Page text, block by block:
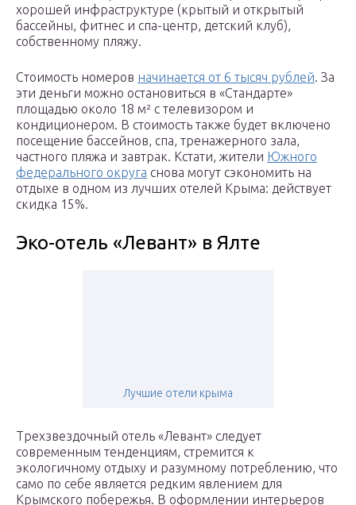
хорошей инфраструктуре (крытый и открытый
бассейны, фитнес и спа-центр, детский клуб),
собственному пляжу.
Стоимость номеров начинается от 6 тысяч рублей. За
эти деньги можно остановиться в «Стандарте»
площадью около 18 м² с телевизором и
кондиционером. В стоимость также будет включено
посещение бассейнов, спа, тренажерного зала,
частного пляжа и завтрак. Кстати, жители Южного
федерального округа снова могут сэкономить на
отдыхе в одном из лучших отелей Крыма: действует
скидка 15%.
Эко-отель «Левант» в Ялте
Лучшие отели крыма
Трехзвездочный отель «Левант» следует
современным тенденциям, стремится к
экологичному отдыху и разумному потреблению, что
само по себе является редким явлением для
Крымского побережья. В оформлении интерьеров